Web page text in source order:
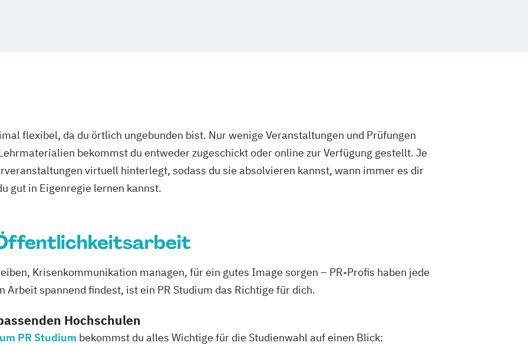
flexibel, da du örtlich ungebunden bist. Nur wenige Veranstaltungen und Prüfungen
bekommst du entweder zugeschickt oder online zur Verfügung gestellt. Je
virtuell hinterlegt, sodass du sie absolvieren kannst, wann immer es dir
gut in Eigenregie lernen kannst.
Krisenkommunikation managen, für ein gutes Image sorgen – PR-Profis haben jede
Arbeit spannend findest, ist ein PR Studium das Richtige für dich.
Hochschulen
PR Studium bekommst du alles Wichtige für die Studienwahl auf einen Blick: